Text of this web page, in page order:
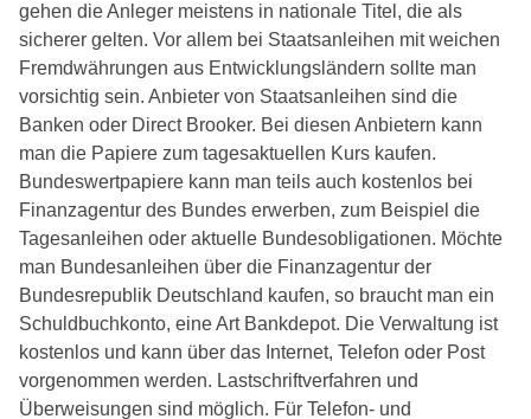
gehen die Anleger meistens in nationale Titel, die als
sicherer gelten. Vor allem bei Staatsanleihen mit weichen
Fremdwährungen aus Entwicklungsländern sollte man
vorsichtig sein. Anbieter von Staatsanleihen sind die
Banken oder Direct Brooker. Bei diesen Anbietern kann
man die Papiere zum tagesaktuellen Kurs kaufen.
Bundeswertpapiere kann man teils auch kostenlos bei
Finanzagentur des Bundes erwerben, zum Beispiel die
Tagesanleihen oder aktuelle Bundesobligationen. Möchte
man Bundesanleihen über die Finanzagentur der
Bundesrepublik Deutschland kaufen, so braucht man ein
Schuldbuchkonto, eine Art Bankdepot. Die Verwaltung ist
kostenlos und kann über das Internet, Telefon oder Post
vorgenommen werden. Lastschriftverfahren und
Überweisungen sind möglich. Für Telefon- und